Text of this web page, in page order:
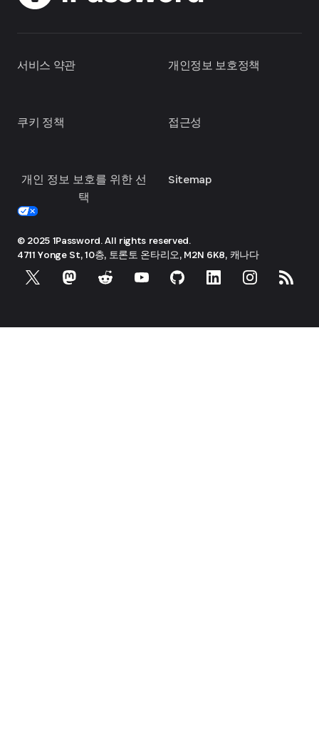
서비스 약관
쿠키 정책
개인 정보 보호를 위한 선
택
개인정보 보호정책
접근성
Sitemap
© 2025 1Password. All rights reserved.
4711 Yonge St, 10층, 토론토 온타리오, M2N 6K8, 캐나다